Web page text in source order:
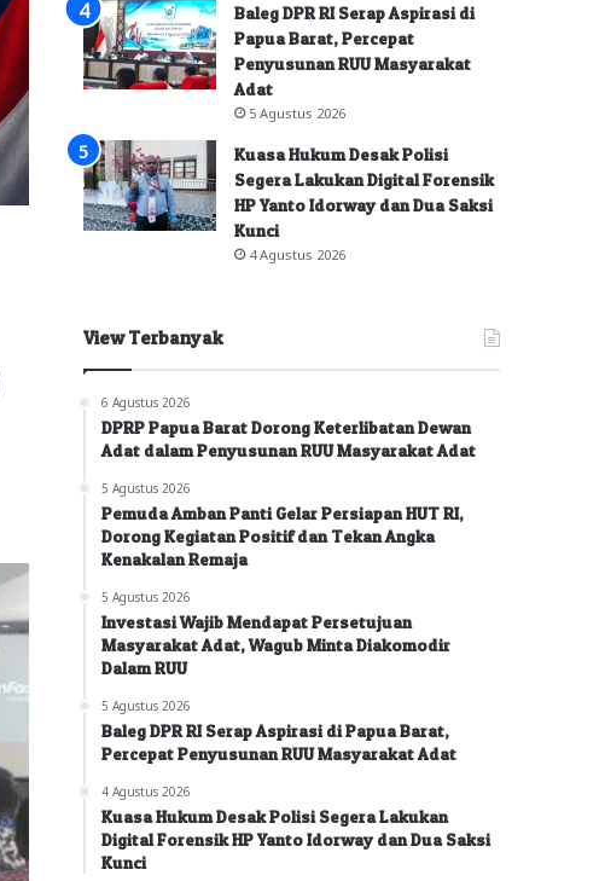
Baleg DPR RI Serap Aspirasi di
Papua Barat, Percepat
Penyusunan RUU Masyarakat
Adat
5 Agustus 2026
Kuasa Hukum Desak Polisi
Segera Lakukan Digital Forensik
HP Yanto Idorway dan Dua Saksi
Kunci
4 Agustus 2026
View Terbanyak
6 Agustus 2026
DPRP Papua Barat Dorong Keterlibatan Dewan
Adat dalam Penyusunan RUU Masyarakat Adat
5 Agustus 2026
Pemuda Amban Panti Gelar Persiapan HUT RI,
Dorong Kegiatan Positif dan Tekan Angka
Kenakalan Remaja
5 Agustus 2026
Investasi Wajib Mendapat Persetujuan
Masyarakat Adat, Wagub Minta Diakomodir
Dalam RUU
5 Agustus 2026
Baleg DPR RI Serap Aspirasi di Papua Barat,
Percepat Penyusunan RUU Masyarakat Adat
4 Agustus 2026
Kuasa Hukum Desak Polisi Segera Lakukan
Digital Forensik HP Yanto Idorway dan Dua Saksi
Kunci